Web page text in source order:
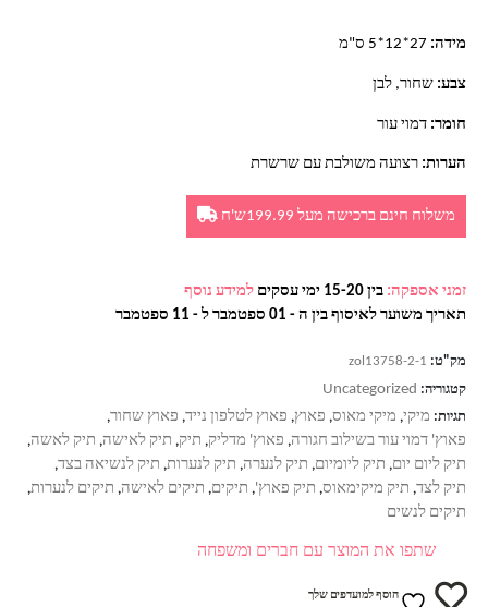
מידה: 27*12*5 ס"מ
צבע: שחור, לבן
חומר: דמוי עור
הערות: רצועה משולבת עם שרשרת
משלוח חינם ברכישה מעל 199.99ש'ח
זמני אספקה: בין 15-20 ימי עסקים
למידע נוסף
תאריך משוער לאיסוף בין ה - 01 ספטמבר ל - 11 ספטמבר
מק"ט: zol13758-2-1
קטגוריה: Uncategorized
תגיות: מיקי, מיקי מאוס, פאוץ, פאוץ לטלפון נייד, פאוץ שחור,
פאוץ' דמוי עור בשילוב חגורה, פאוץ' מדליק, תיק, תיק לאישה, תיק לאשה,
תיק ליום יום, תיק ליומיום, תיק לנערה, תיק לנערות, תיק לנשיאה בצד,
תיק לצד, תיק מיקימאוס, תיק פאוץ', תיקים, תיקים לאישה, תיקים לנערות,
תיקים לנשים
שתפו את המוצר עם חברים ומשפחה
הוסף למועדפים שלך